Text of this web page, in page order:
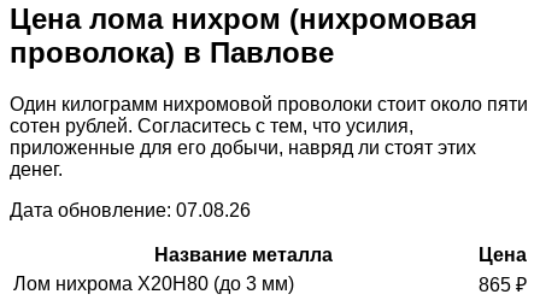
Цена лома нихром (нихромовая
проволока) в Павлове
Один килограмм нихромовой проволоки стоит около пяти
сотен рублей. Согласитесь с тем, что усилия,
приложенные для его добычи, навряд ли стоят этих
денег.
Дата обновление: 07.08.26
Название металла
Цена
Лом нихрома Х20Н80 (до 3 мм)
865 ₽